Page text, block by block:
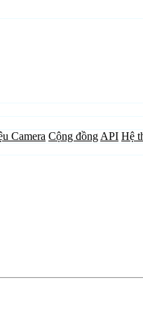
Camera Cộng đồng API Hệ